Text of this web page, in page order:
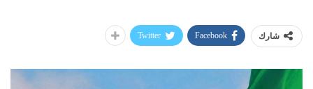
شارك Facebook
Twitter